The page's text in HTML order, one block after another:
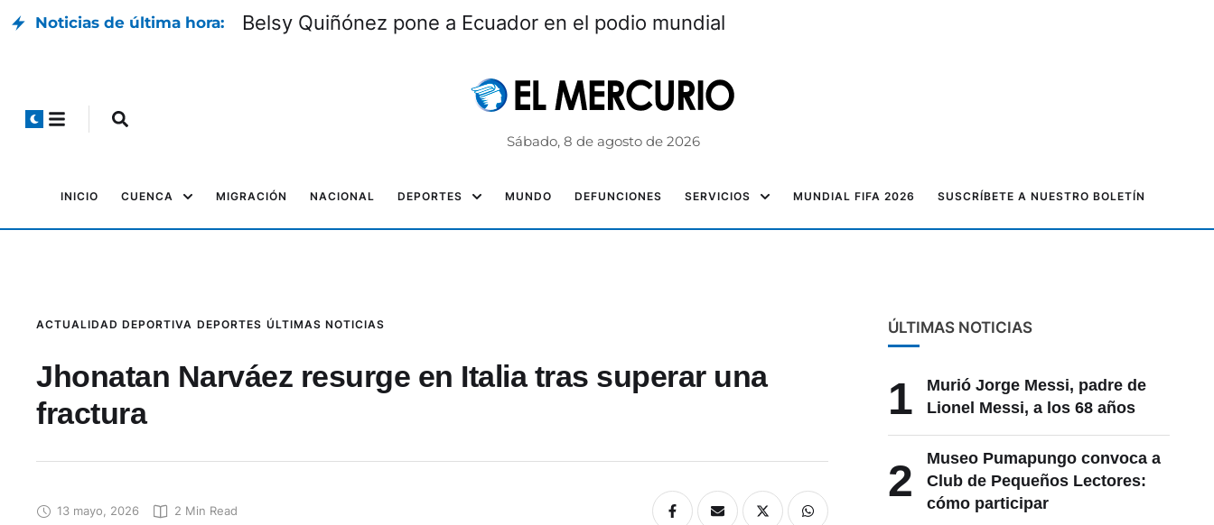
Noticias de última hora: Belsy Quiñónez pone a Ecuador en el podio mundial
Sábado, 8 de agosto de 2026
INICIO CUENCA MIGRACIÓN NACIONAL DEPORTES MUNDO DEFUNCIONES SERVICIOS MUNDIAL FIFA 2026 SUSCRÍBETE A NUESTRO BOLETÍN
ACTUALIDAD DEPORTIVA DEPORTES ÚLTIMAS NOTICIAS
Jhonatan Narváez resurge en Italia tras superar una
fractura
13 mayo, 2026 2 Min Read
ÚLTIMAS NOTICIAS
1
Murió Jorge Messi, padre de
Lionel Messi, a los 68 años
2
Museo Pumapungo convoca a
Club de Pequeños Lectores:
cómo participar